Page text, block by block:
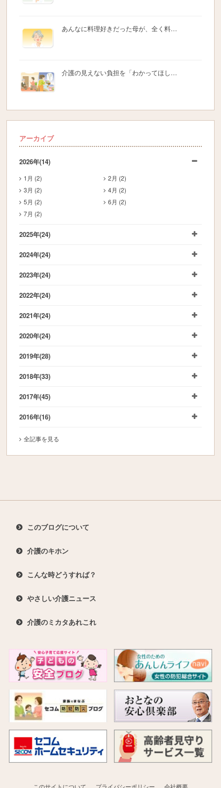
あんなに料理好きだった母が、全く料…
介護の見えない負担を「わかってほし…
アーカイブ
2026年(14)
1月 (2)
2月 (2)
3月 (2)
4月 (2)
5月 (2)
6月 (2)
7月 (2)
2025年(24)
2024年(24)
2023年(24)
2022年(24)
2021年(24)
2020年(24)
2019年(28)
2018年(33)
2017年(45)
2016年(16)
全記事を見る
このブログについて
介護のキホン
こんな時どうすれば？
やさしい介護ニュース
介護のミカタあれこれ
このサイトについて プライバシーポリシー 会社概要